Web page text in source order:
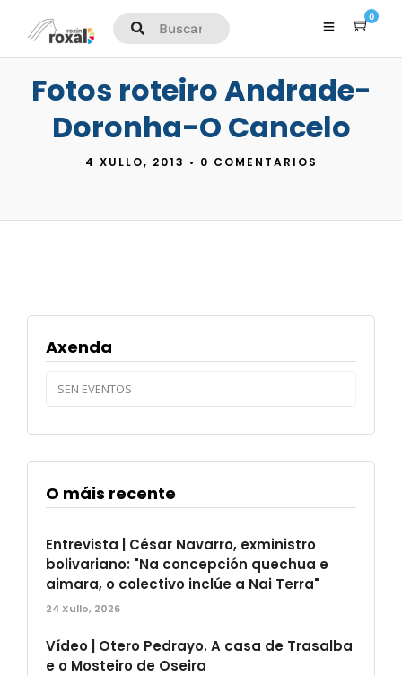
0
Fotos roteiro Andrade-
Doronha-O Cancelo
4 XULLO, 2013 • 0 COMENTARIOS
Axenda
SEN EVENTOS
O máis recente
Entrevista | César Navarro, exministro
bolivariano: "Na concepción quechua e
aimara, o colectivo inclúe a Nai Terra"
24 Xullo, 2026
Vídeo | Otero Pedrayo. A casa de Trasalba
e o Mosteiro de Oseira